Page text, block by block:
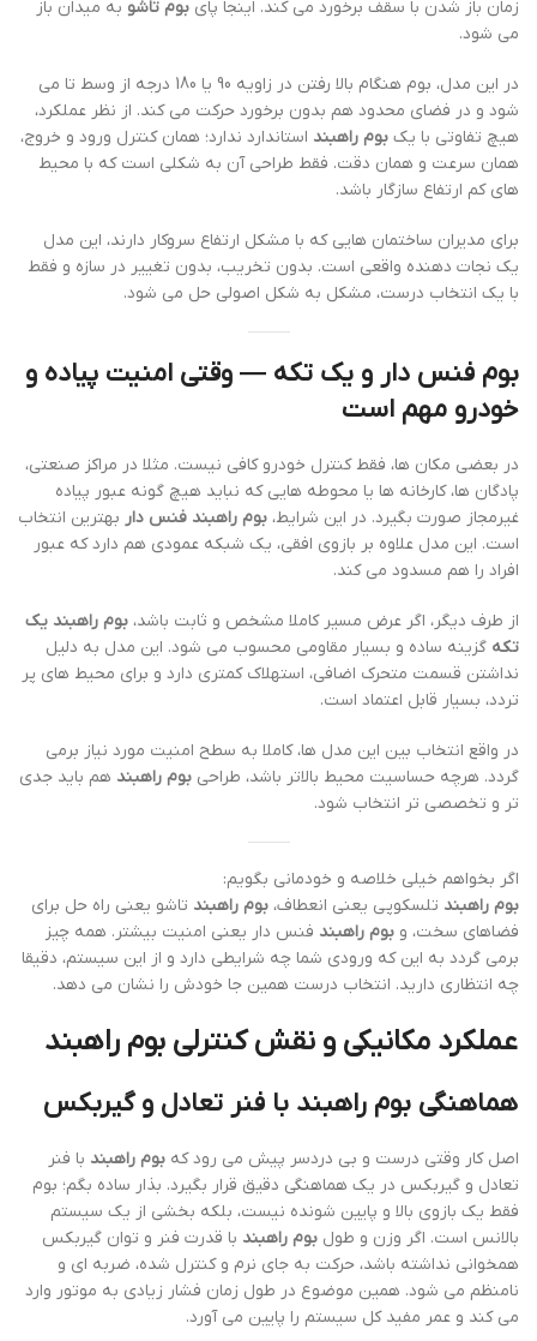
زمان باز شدن با سقف برخورد می کند. اینجا پای بوم تاشو به میدان باز
می شود.
در این مدل، بوم هنگام بالا رفتن در زاویه 90 یا 180 درجه از وسط تا می
شود و در فضای محدود هم بدون برخورد حرکت می کند. از نظر عملکرد،
هیچ تفاوتی با یک بوم راهبند استاندارد ندارد؛ همان کنترل ورود و خروج،
همان سرعت و همان دقت. فقط طراحی آن به شکلی است که با محیط
های کم ارتفاع سازگار باشد.
برای مدیران ساختمان هایی که با مشکل ارتفاع سروکار دارند، این مدل
یک نجات دهنده واقعی است. بدون تخریب، بدون تغییر در سازه و فقط
با یک انتخاب درست، مشکل به شکل اصولی حل می شود.
بوم فنس دار و یک تکه — وقتی امنیت پیاده و
خودرو مهم است
در بعضی مکان ها، فقط کنترل خودرو کافی نیست. مثلا در مراکز صنعتی،
پادگان ها، کارخانه ها یا محوطه هایی که نباید هیچ گونه عبور پیاده
غیرمجاز صورت بگیرد. در این شرایط، بوم راهبند فنس دار بهترین انتخاب
است. این مدل علاوه بر بازوی افقی، یک شبکه عمودی هم دارد که عبور
افراد را هم مسدود می کند.
از طرف دیگر، اگر عرض مسیر کاملا مشخص و ثابت باشد، بوم راهبند یک
تکه گزینه ساده و بسیار مقاومی محسوب می شود. این مدل به دلیل
نداشتن قسمت متحرک اضافی، استهلاک کمتری دارد و برای محیط های پر
تردد، بسیار قابل اعتماد است.
در واقع انتخاب بین این مدل ها، کاملا به سطح امنیت مورد نیاز برمی
گردد. هرچه حساسیت محیط بالاتر باشد، طراحی بوم راهبند هم باید جدی
تر و تخصصی تر انتخاب شود.
اگر بخواهم خیلی خلاصه و خودمانی بگویم:
بوم راهبند تلسکوپی یعنی انعطاف، بوم راهبند تاشو یعنی راه حل برای
فضاهای سخت، و بوم راهبند فنس دار یعنی امنیت بیشتر. همه چیز
برمی گردد به این که ورودی شما چه شرایطی دارد و از این سیستم، دقیقا
چه انتظاری دارید. انتخاب درست همین جا خودش را نشان می دهد.
عملکرد مکانیکی و نقش کنترلی بوم راهبند
هماهنگی بوم راهبند با فنر تعادل و گیربکس
اصل کار وقتی درست و بی دردسر پیش می رود که بوم راهبند با فنر
تعادل و گیربکس در یک هماهنگی دقیق قرار بگیرد. بذار ساده بگم؛ بوم
فقط یک بازوی بالا و پایین شونده نیست، بلکه بخشی از یک سیستم
بالانس است. اگر وزن و طول بوم راهبند با قدرت فنر و توان گیربکس
همخوانی نداشته باشد، حرکت به جای نرم و کنترل شده، ضربه ای و
نامنظم می شود. همین موضوع در طول زمان فشار زیادی به موتور وارد
می کند و عمر مفید کل سیستم را پایین می آورد.